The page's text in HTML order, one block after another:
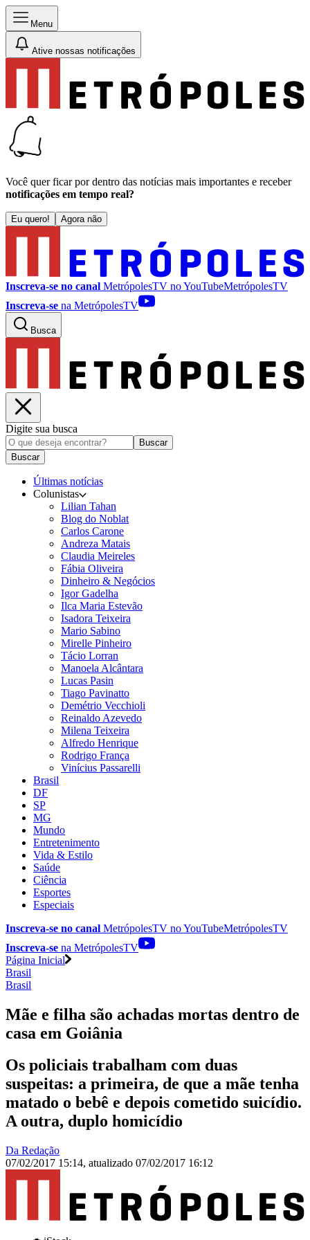
Menu
Ative nossas notificações
Você quer ficar por dentro das notícias mais importantes e receber
notificações em tempo real?
Eu quero! Agora não
Inscreva-se no canal MetrópolesTV noYouTubeMetrópolesTV
Inscreva-se na MetrópolesTV
Busca
Digite sua busca
Buscar
Buscar
Últimas notícias
Colunistas
Lilian Tahan
Blog do Noblat
Carlos Carone
Andreza Matais
Claudia Meireles
Fábia Oliveira
Dinheiro & Negócios
Igor Gadelha
Ilca Maria Estevão
Isadora Teixeira
Mario Sabino
Mirelle Pinheiro
Tácio Lorran
Manoela Alcântara
Lucas Pasin
Tiago Pavinatto
Demétrio Vecchioli
Reinaldo Azevedo
Milena Teixeira
Alfredo Henrique
Rodrigo França
Vinícius Passarelli
Brasil
DF
SP
MG
Mundo
Entretenimento
Vida & Estilo
Saúde
Ciência
Esportes
Especiais
Inscreva-se no canal MetrópolesTV noYouTubeMetrópolesTV
Inscreva-se na MetrópolesTV
Página Inicial
Brasil
Brasil
Mãe e filha são achadas mortas dentro de
casa em Goiânia
Os policiais trabalham com duas
suspeitas: a primeira, de que a mãe tenha
matado o bebê e depois cometido suicídio.
A outra, duplo homicídio
Da Redação
07/02/2017 15:14, atualizado 07/02/2017 16:12